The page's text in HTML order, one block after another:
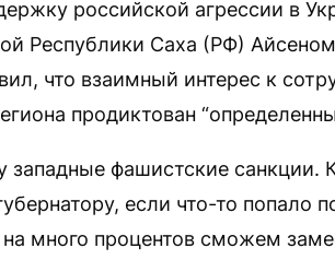
российской агрессии в
Республики Саха (РФ)
что взаимный интерес к
продиктован
западные фашистские санкции.
если что-то попало
много процентов сможем